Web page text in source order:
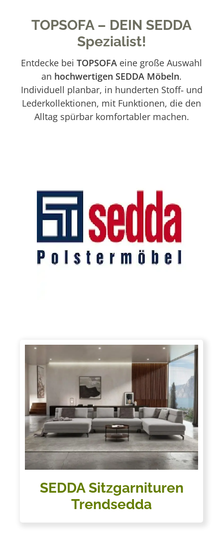
TOPSOFA – DEIN SEDDA
Spezialist!
Entdecke bei TOPSOFA eine große Auswahl
an hochwertigen SEDDA Möbeln.
Individuell planbar, in hunderten Stoff‑ und
Lederkollektionen, mit Funktionen, die den
Alltag spürbar komfortabler machen.
SEDDA Sitzgarnituren
Trendsedda